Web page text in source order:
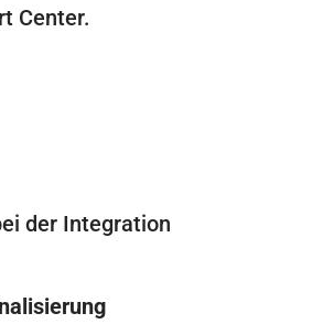
Center.
der Integration